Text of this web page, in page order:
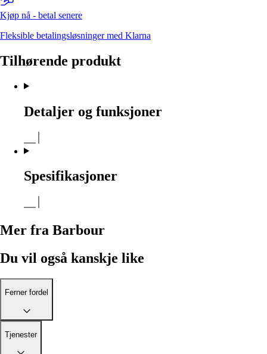
Kjøp nå - betal senere
Fleksible betalingsløsninger med Klarna
Tilhørende produkt
Detaljer og funksjoner
Spesifikasjoner
Mer fra Barbour
Du vil også kanskje like
Ferner fordel
Tjenester